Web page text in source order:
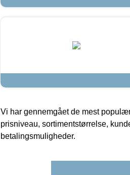
Vi har gennemgået de mest
prisniveau, sortimentstørrelse,
betalingsmuligheder.